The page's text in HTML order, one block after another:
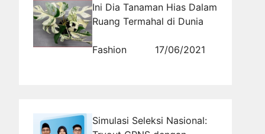
Ini Dia Tanaman Hias Dalam
Ruang Termahal di Dunia
Fashion 17/06/2021
Simulasi Seleksi Nasional: